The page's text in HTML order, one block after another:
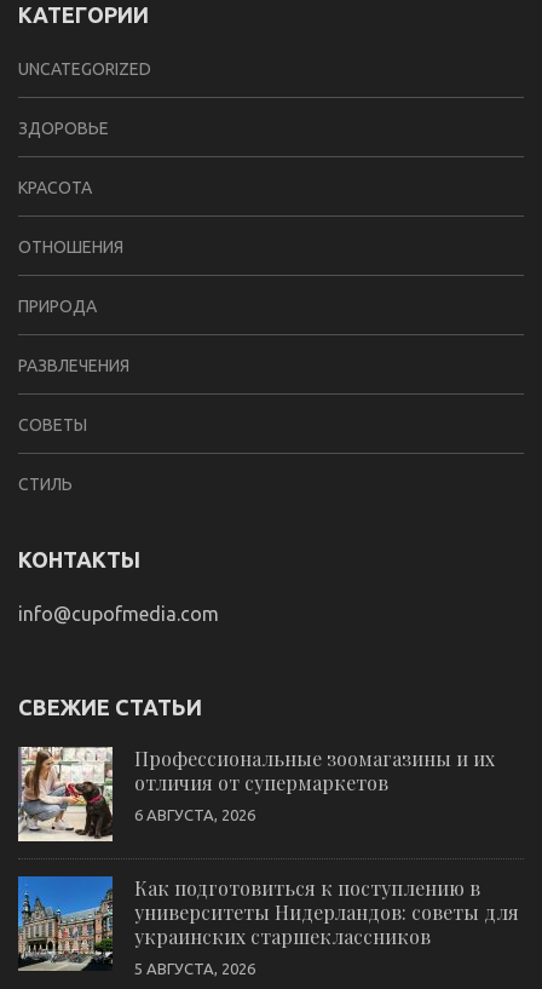
КАТЕГОРИИ
UNCATEGORIZED
ЗДОРОВЬЕ
КРАСОТА
ОТНОШЕНИЯ
ПРИРОДА
РАЗВЛЕЧЕНИЯ
СОВЕТЫ
СТИЛЬ
КОНТАКТЫ
info@cupofmedia.com
СВЕЖИЕ СТАТЬИ
Профессиональные зоомагазины и их
отличия от супермаркетов
6 АВГУСТА, 2026
Как подготовиться к поступлению в
университеты Нидерландов: советы для
украинских старшеклассников
5 АВГУСТА, 2026